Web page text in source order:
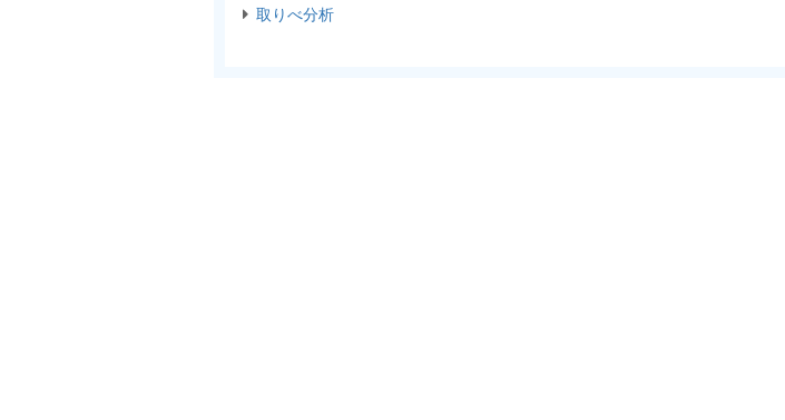
取りべ分析